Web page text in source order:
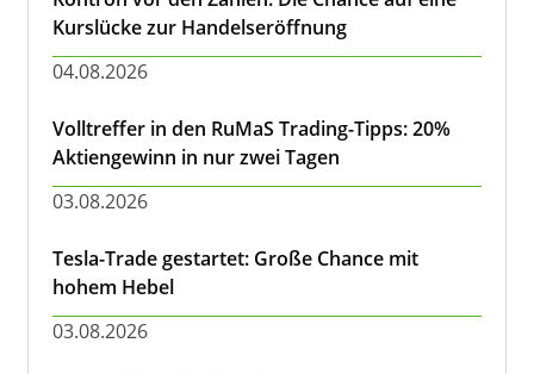
Kurslücke zur Handelseröffnung
04.08.2026
Volltreffer in den RuMaS Trading-Tipps: 20%
Aktiengewinn in nur zwei Tagen
03.08.2026
Tesla-Trade gestartet: Große Chance mit
hohem Hebel
03.08.2026